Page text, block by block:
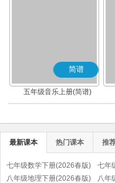
简谱
五年级音乐上册(简谱)
最新课本 热门课本 推
七年级数学下册(2026春版) 七年
八年级地理下册(2026春版)
八年